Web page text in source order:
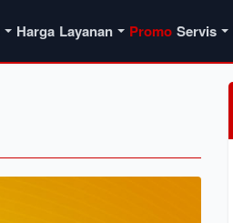
Harga Layanan Promo Servis